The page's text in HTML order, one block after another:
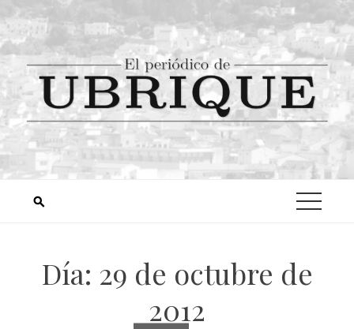
Día: 29 de octubre de
2012